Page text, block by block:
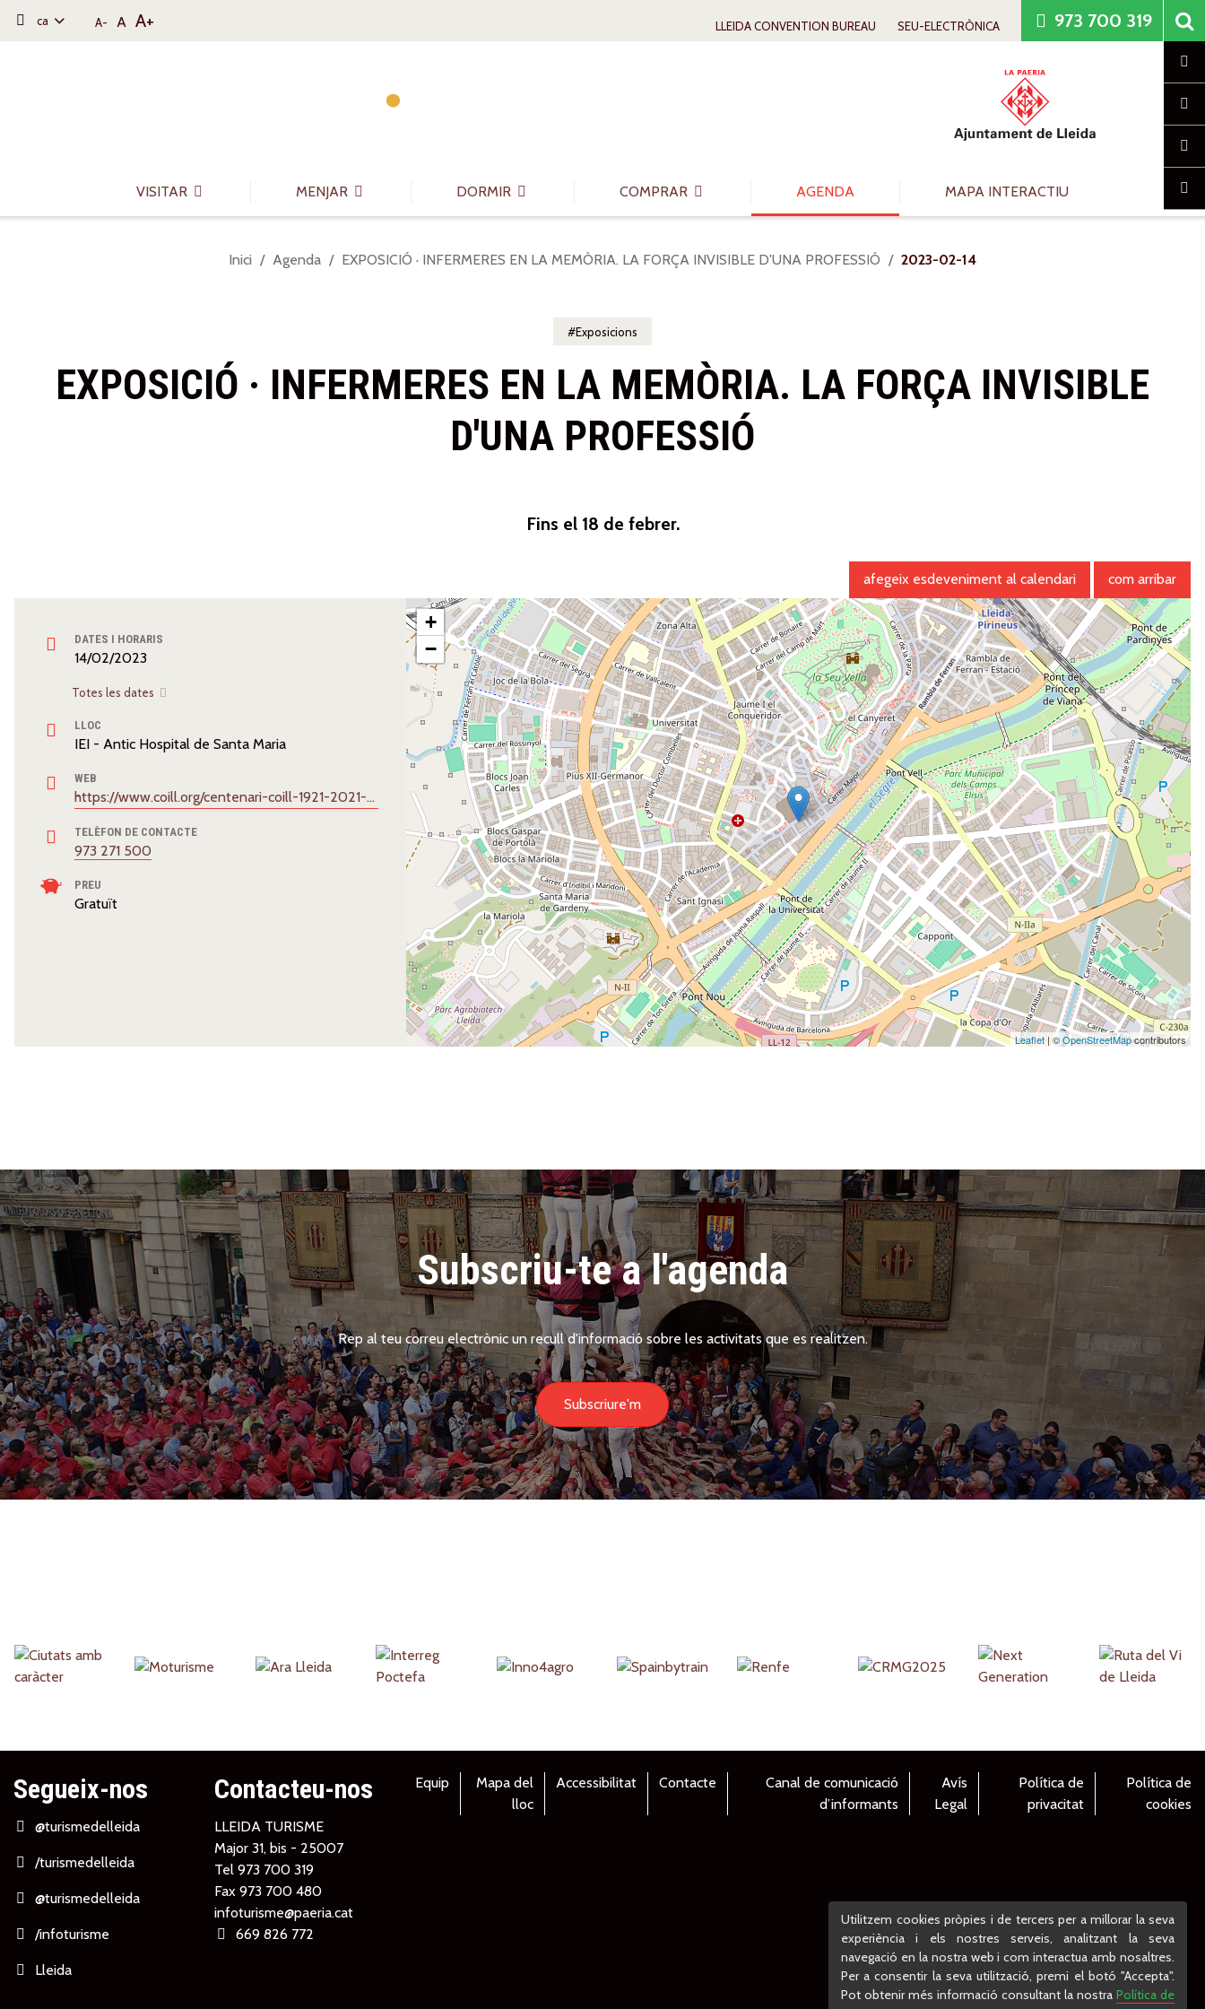
ca A- A A+ LLEIDA CONVENTION BUREAU SEU-ELECTRÒNICA 973 700 319
VISITAR MENJAR DORMIR COMPRAR AGENDA MAPA INTERACTIU
Sou
Inici Agenda EXPOSICIÓ · INFERMERES EN LA MEMÒRIA. LA FORÇA INVISIBLE D'UNA PROFESSIÓ 2023-02-14
Exposicions
EXPOSICIÓ · INFERMERES EN LA MEMÒRIA. LA FORÇA INVISIBLE
D'UNA PROFESSIÓ
Fins el 18 de febrer.
DATES I HORARIS
14/02/2023
Totes les dates
LLOC
IEI - Antic Hospital de Santa Maria
WEB
https://www.coill.org/centenari-coill-1921-2021-exposicio-infermeres-en-la-memoria/
TELÈFON DE CONTACTE
973 271 500
PREU
Gratuït
afegeix esdeveniment al calendari com arribar
+
−
Leaflet| ©OpenStreetMapcontributors
Subscriu-te a l'agenda
Rep al teu correu electrònic un recull d'informació sobre les activitats que es realitzen.
Subscriure'm
Partners
Segueix-nos
@turismedelleida
/turismedelleida
@turismedelleida
/infoturisme
Lleida
Contacteu-nos
LLEIDA TURISME
Major 31, bis - 25007
Tel 973 700 319
Fax 973 700 480
infoturisme@paeria.cat
669 826 772
Equip
Mapa del
lloc
Accessibilitat Contacte
Canal de comunicació
d’informants
Avís
Legal
Política de
privacitat
Política de
cookies
Utilitzem cookies pròpies i de tercers per a millorar la seva
experiència i els nostres serveis, analitzant la seva
navegació en la nostra web i com interactua amb nosaltres.
Per a consentir la seva utilització, premi el botó "Accepta".
Pot obtenir més informació consultant la nostra Política de